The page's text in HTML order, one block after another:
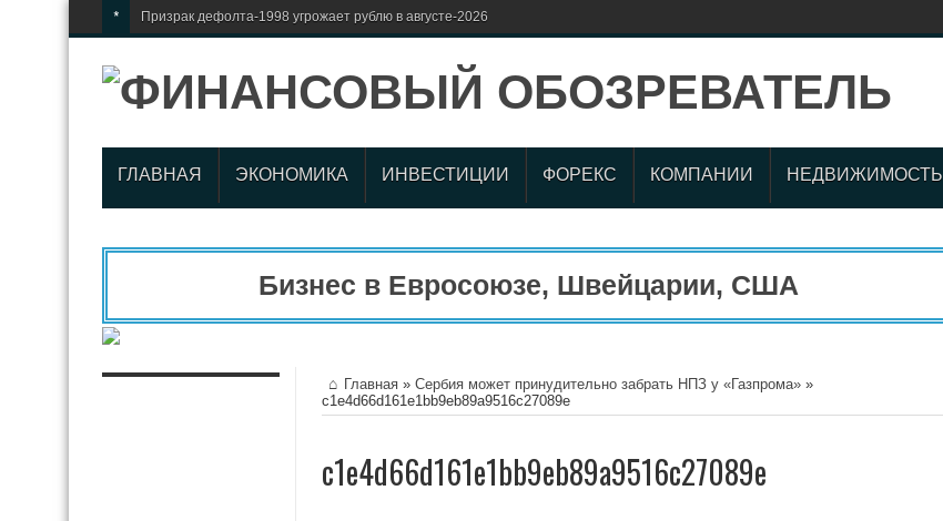
* Призрак дефолта-1998 угрожает рублю в августе-2026
ГЛАВНАЯ ЭКОНОМИКА ИНВЕСТИЦИИ ФОРЕКС КОМПАНИИ НЕДВИЖИМОСТЬ
Бизнес в Евросоюзе, Швейцарии, США
Главная » Сербия может принудительно забрать НПЗ у «Газпрома» »
c1e4d66d161e1bb9eb89a9516c27089e
c1e4d66d161e1bb9eb89a9516c27089e